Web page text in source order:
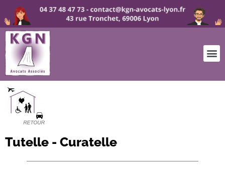
Tutelle - Curatelle